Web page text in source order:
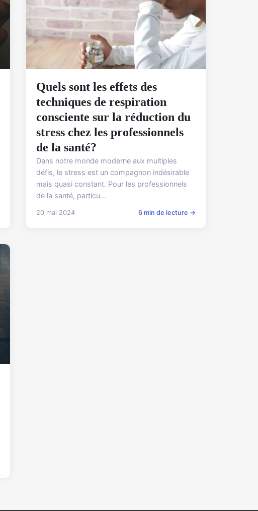
Quels sont les effets des
techniques de respiration
consciente sur la réduction du
stress chez les professionnels
de la santé?
Dans notre monde moderne aux multiples
défis, le stress est un compagnon indésirable
mais quasi constant. Pour les professionnels
de la santé, particu...
20 mai 2024 6 min de lecture →